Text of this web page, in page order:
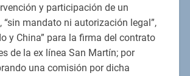
y participación de un
“sin mandato ni autorización legal”,
y China” para la firma del contrato
de la ex línea San Martín; por
una comisión por dicha